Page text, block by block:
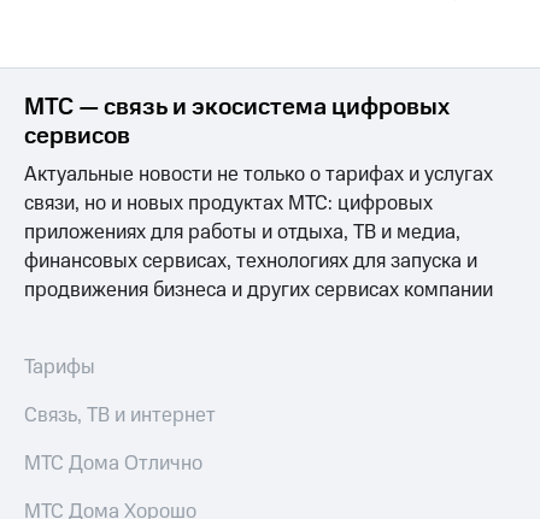
красивый
Заменить
SIM-
карту
Перейти
eSIM
Для дома
Выберите
Интернет,
для дома
ТВ и телефон
Личный
интернета
и
ТВ
Личный
кабинет
спутникового
МТС
Видеонаблюдение
МТС — связь и экосистема цифровых
сервисов
Актуальные новости не только о тарифах и услугах
связи, но и новых продуктах МТС: цифровых
приложениях для работы и отдыха, ТВ и медиа,
финансовых сервисах, технологиях для запуска и
продвижения бизнеса и других сервисах компании
Тарифы
Связь, ТВ и интернет
МТС Дома Отлично
МТС Дома Хорошо